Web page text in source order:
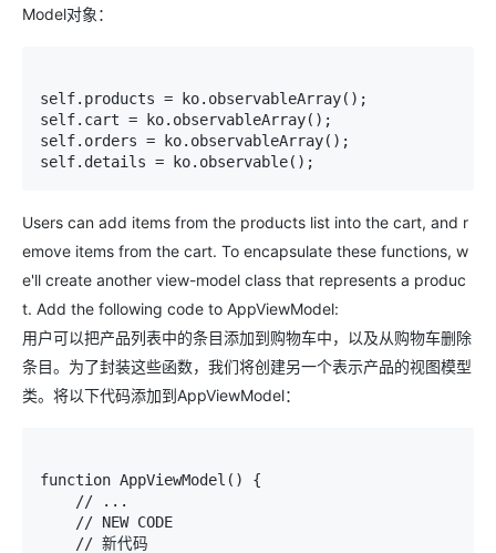
Model对象：
self.products = ko.observableArray();
self.cart = ko.observableArray();
self.orders = ko.observableArray();
self.details = ko.observable();
Users can add items from the products list into the cart, and r
emove items from the cart. To encapsulate these functions, w
e'll create another view-model class that represents a produc
t. Add the following code to AppViewModel:
用户可以把产品列表中的条目添加到购物车中，以及从购物车删除
条目。为了封装这些函数，我们将创建另一个表示产品的视图模型
类。将以下代码添加到AppViewModel：
function AppViewModel() {
    // ...
    // NEW CODE
    // 新代码